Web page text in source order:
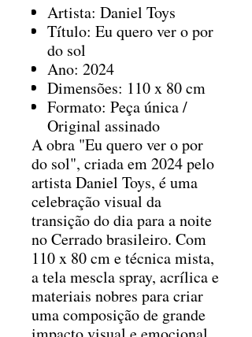
Artista: Daniel Toys
Título: Eu quero ver o por
do sol
Ano: 2024
Dimensões: 110 x 80 cm
Formato: Peça única /
Original assinado
A obra "Eu quero ver o por
do sol", criada em 2024 pelo
artista Daniel Toys, é uma
celebração visual da
transição do dia para a noite
no Cerrado brasileiro. Com
110 x 80 cm e técnica mista,
a tela mescla spray, acrílica e
materiais nobres para criar
uma composição de grande